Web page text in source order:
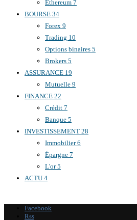
Ethereum 7
BOURSE 34
Forex 9
Trading 10
Options binaires 5
Brokers 5
ASSURANCE 19
Mutuelle 9
FINANCE 22
Crédit 7
Banque 5
INVESTISSEMENT 28
Immobilier6
Épargne 7
L'or5
ACTU 4
Facebook
Rss